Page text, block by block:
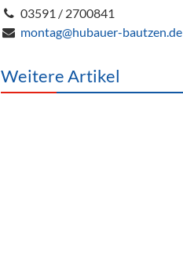
03591 / 2700841
montag@hubauer-bautzen.de
Weitere Artikel